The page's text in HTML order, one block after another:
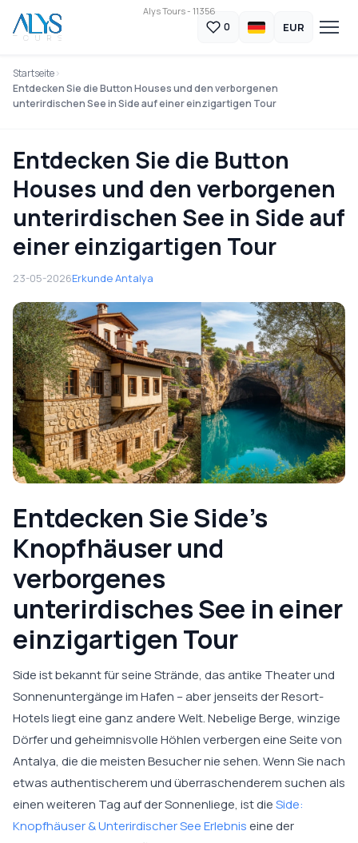
Alys Tours - 11356
0 EUR
Startseite
Entdecken Sie die Button Houses und den verborgenen
unterirdischen See in Side auf einer einzigartigen Tour
Entdecken Sie die Button
Houses und den verborgenen
unterirdischen See in Side auf
einer einzigartigen Tour
23-05-2026Erkunde Antalya
Entdecken Sie Side’s
Knopfhäuser und
verborgenes
unterirdisches See in einer
einzigartigen Tour
Side ist bekannt für seine Strände, das antike Theater und
Sonnenuntergänge im Hafen – aber jenseits der Resort-
Hotels liegt eine ganz andere Welt. Nebelige Berge, winzige
Dörfer und geheimnisvolle Höhlen verbergen eine Seite von
Antalya, die die meisten Besucher nie sehen. Wenn Sie nach
etwas authentischerem und überraschenderem suchen als
einen weiteren Tag auf der Sonnenliege, ist dieSide:
Knopfhäuser & Unterirdischer See Erlebniseine der